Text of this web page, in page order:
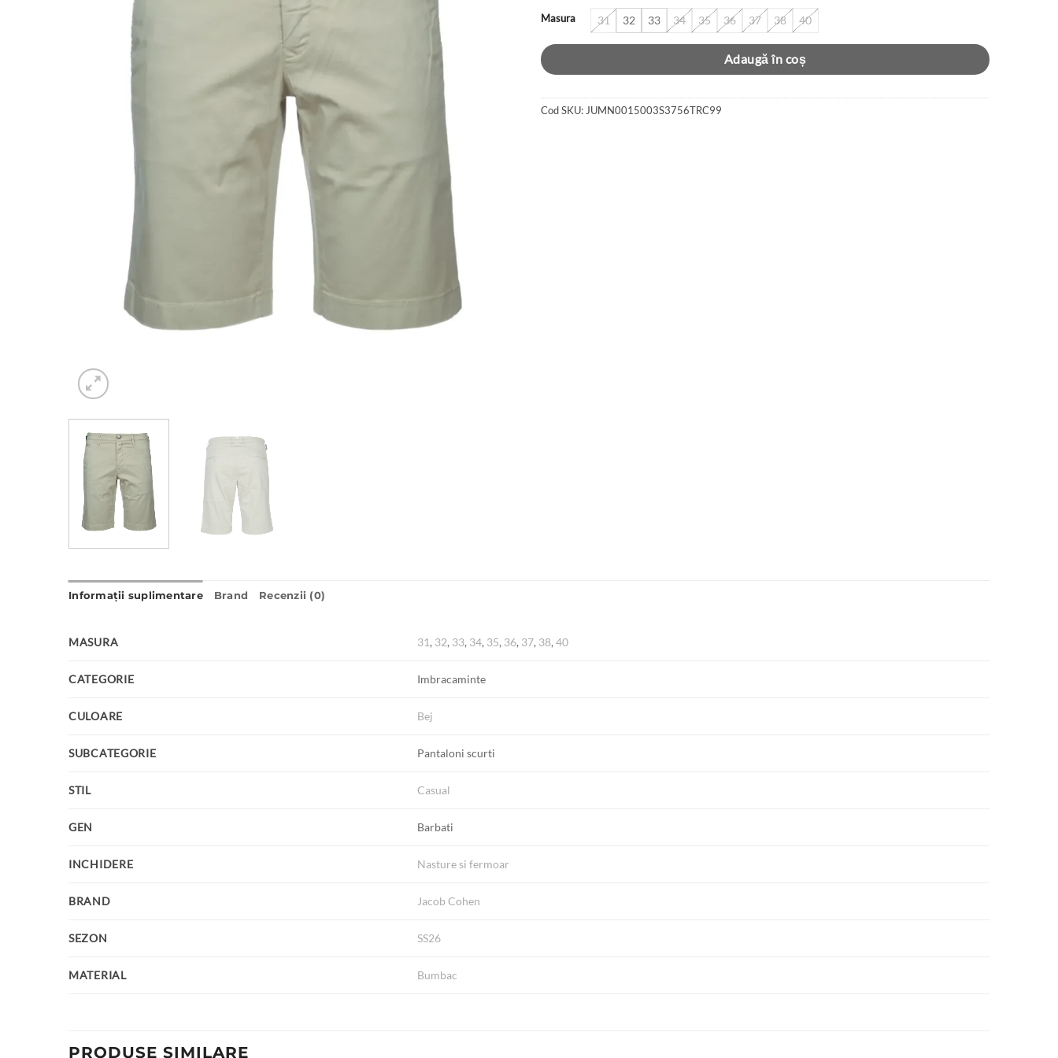
Masura 31 32 33 34 35 36 37 38 40
Adaugă în coș
Cod SKU: JUMN0015003S3756TRC99
Informații suplimentare Brand Recenzii (0)
MASURA 31, 32, 33, 34, 35, 36, 37, 38,40
CATEGORIE Imbracaminte
CULOARE Bej
SUBCATEGORIE Pantaloni scurti
STIL Casual
GEN Barbati
INCHIDERE Nasture si fermoar
BRAND Jacob Cohen
SEZON SS26
MATERIAL Bumbac
PRODUSE SIMILARE